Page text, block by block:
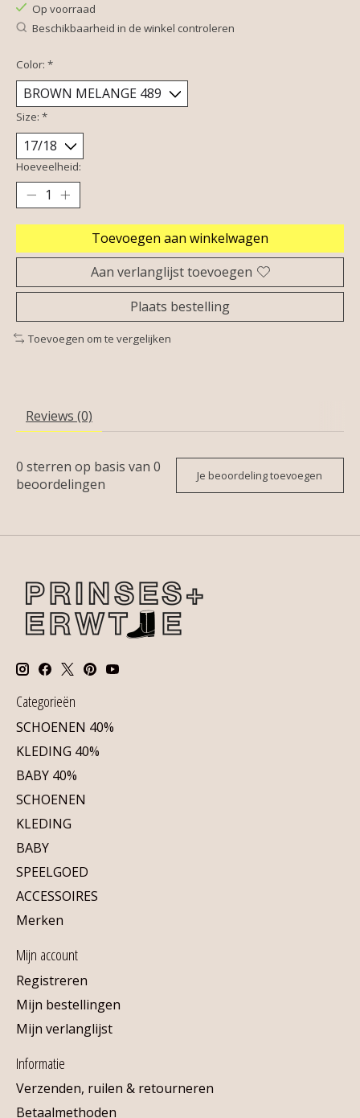
Op voorraad
Beschikbaarheid in de winkel controleren
Color: *
Size: *
Hoeveelheid:
Toevoegen aan winkelwagen
Aan verlanglijst toevoegen
Plaats bestelling
Toevoegen om te vergelijken
Reviews (0)
0 sterren op basis van 0
beoordelingen
Je beoordeling toevoegen
Categorieën
SCHOENEN 40%
KLEDING 40%
BABY 40%
SCHOENEN
KLEDING
BABY
SPEELGOED
ACCESSOIRES
Merken
Mijn account
Registreren
Mijn bestellingen
Mijn verlanglijst
Informatie
Verzenden, ruilen & retourneren
Betaalmethoden